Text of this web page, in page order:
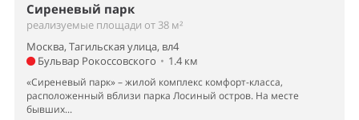
Сиреневый парк
реализуемые площади от 38 м²
Москва, Тагильская улица, вл4
Бульвар Рокоссовского • 1.4 км
«Сиреневый парк» – жилой комплекс комфорт-класса,
расположенный вблизи парка Лосиный остров. На месте
бывших...